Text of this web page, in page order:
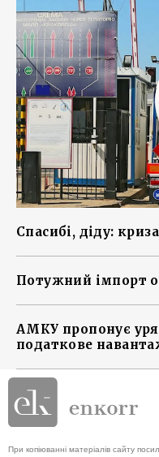
Спасибі, діду:
Потужний імпорт
АМКУ пропонує
податкове
При копіюванні матеріалів сайту